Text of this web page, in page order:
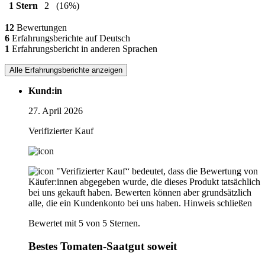
1 Stern
2 (16%)
12 Bewertungen
6 Erfahrungsberichte auf Deutsch
1 Erfahrungsbericht in anderen Sprachen
Alle Erfahrungsberichte anzeigen
Kund:in
27. April 2026
Verifizierter Kauf
"Verifizierter Kauf“ bedeutet, dass die Bewertung von
Käufer:innen abgegeben wurde, die dieses Produkt tatsächlich
bei uns gekauft haben. Bewerten können aber grundsätzlich
alle, die ein Kundenkonto bei uns haben. Hinweis schließen
Bewertet mit 5 von 5 Sternen.
Bestes Tomaten-Saatgut soweit